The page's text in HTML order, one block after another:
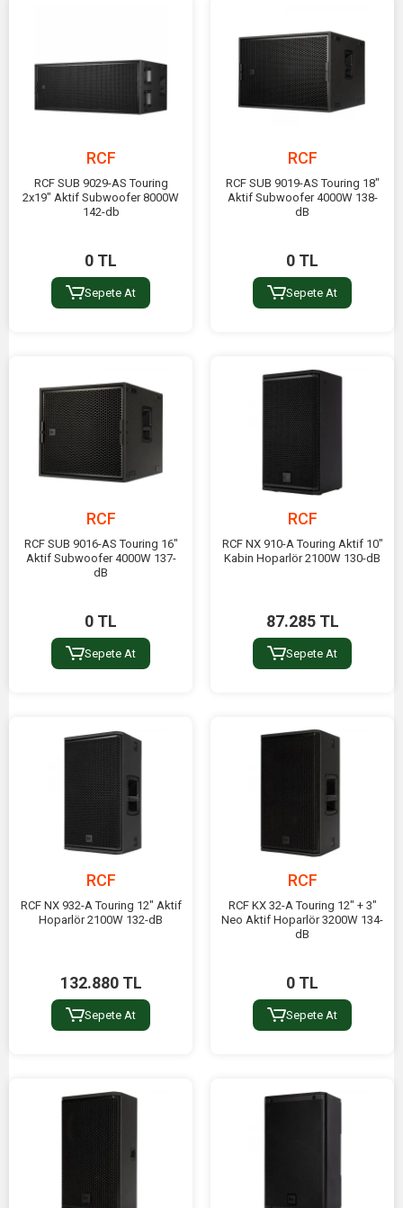
RCF
RCF SUB 9029-AS Touring
2x19" Aktif Subwoofer 8000W
142-db
0 TL
Sepete At
RCF
RCF SUB 9019-AS Touring 18"
Aktif Subwoofer 4000W 138-
dB
0 TL
Sepete At
RCF
RCF SUB 9016-AS Touring 16"
Aktif Subwoofer 4000W 137-
dB
0 TL
Sepete At
RCF
RCF NX 910-A Touring Aktif 10"
Kabin Hoparlör 2100W 130-dB
87.285 TL
Sepete At
RCF
RCF NX 932-A Touring 12" Aktif
Hoparlör 2100W 132-dB
132.880 TL
Sepete At
RCF
RCF KX 32-A Touring 12" + 3"
Neo Aktif Hoparlör 3200W 134-
dB
0 TL
Sepete At